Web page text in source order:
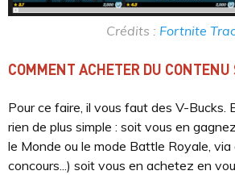
Crédits : Fortnite
COMMENT ACHETER DU
Pour ce faire, il vous faut des V-Bucks.
rien de plus simple : soit vous en
le Monde ou le mode Battle Royale, via
concours...) soit vous en achetez en